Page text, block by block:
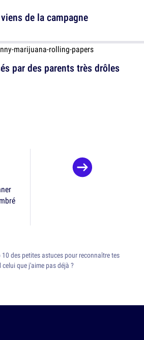
par des parents très drôles
de la campagne
10 des petites astuces pour reconnaître tes
celui que j'aime pas déjà ?